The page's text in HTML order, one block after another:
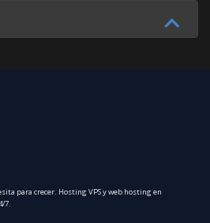
para crecer. Hosting VPS y web hosting en
7.